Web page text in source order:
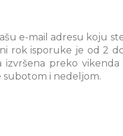
e-mail adresu koju
rok isporuke je od 2
preko
subotom i nedeljom.